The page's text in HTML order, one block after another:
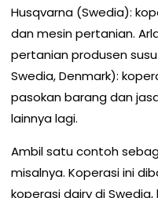
Husqvarna (Swedia):
dan mesin pertanian.
pertanian produsen
Swedia, Denmark):
pasokan barang dan
lainnya lagi.
Ambil satu contoh
misalnya. Koperasi ini
koperasi dairy di